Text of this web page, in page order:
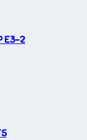
E3-2